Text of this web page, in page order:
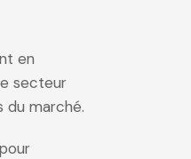
en
secteur
du marché.